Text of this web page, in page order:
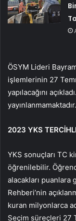
ÖSYM Lideri
işlemlerinin 27
yapılacağını
yayınlanmamaktadır.
2023 YKS
YKS sonuçları TC
öğrenilebilir.
alacakları puanlara
Rehberi’nin
kuran milyonlarca
Seçim süreçleri 27